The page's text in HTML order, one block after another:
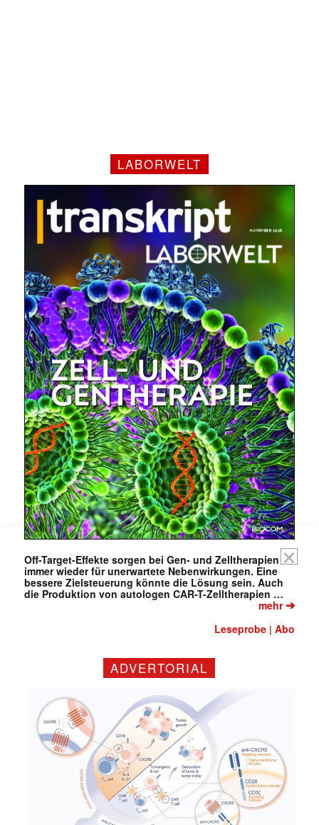
Mit dem |transkript-Newsletter
jede Woche aktuell informiert.
E-
Mail
(erforderlich)
LABORWELT
Off-Target-Effekte sorgen bei Gen- und Zelltherapien
immer wieder für unerwartete Nebenwirkungen. Eine
bessere Zielsteuerung könnte die Lösung sein. Auch
die Produktion von autologen CAR-T-Zelltherapien …
mehr➔
Leseprobe |Abo
ADVERTORIAL